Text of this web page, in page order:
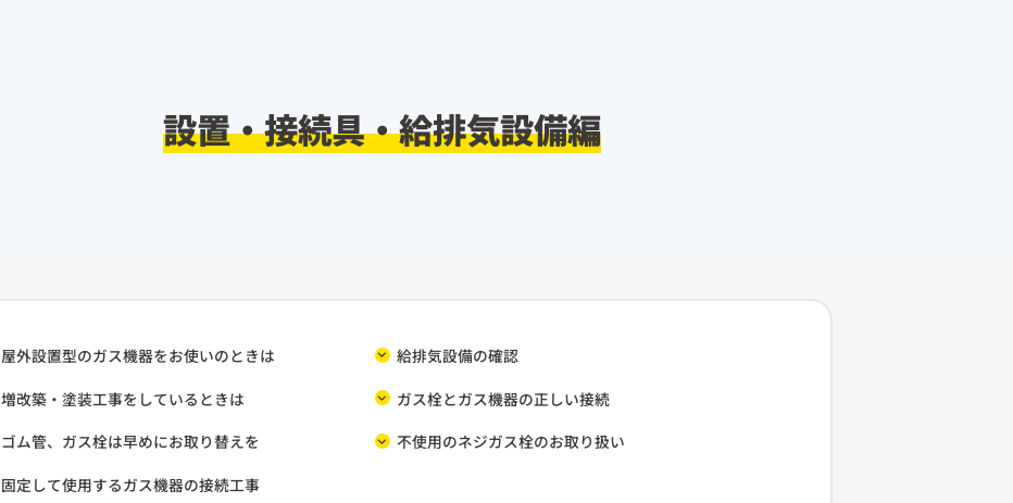
設置・接続具・給排気設備編
屋外設置型のガス機器をお使いのときは
給排気設備の確認
増改築・塗装工事をしているときは
ガス栓とガス機器の正しい接続
ゴム管、ガス栓は早めにお取り替えを
不使用のネジガス栓のお取り扱い
固定して使用するガス機器の接続工事